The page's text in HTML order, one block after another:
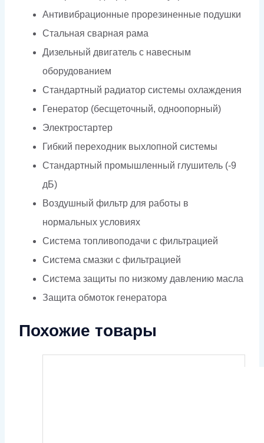
Антивибрационные прорезиненные подушки
Стальная сварная рама
Дизельный двигатель с навесным
оборудованием
Стандартный радиатор системы охлаждения
Генератор (бесщеточный, одноопорный)
Электростартер
Гибкий переходник выхлопной системы
Стандартный промышленный глушитель (-9
дБ)
Воздушный фильтр для работы в
нормальных условиях
Система топливоподачи с фильтрацией
Система смазки с фильтрацией
Система защиты по низкому давлению масла
Защита обмоток генератора
Похожие товары